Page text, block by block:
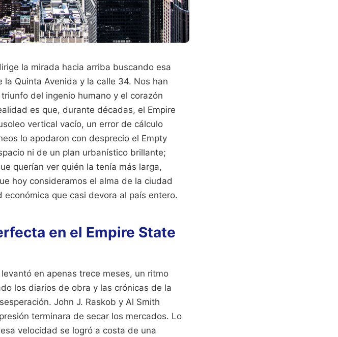
la mirada hacia arriba buscando esa
Quinta Avenida y la calle 34. Nos han
del ingenio humano y el corazón
es que, durante décadas, el Empire
vertical vacío, un error de cálculo
lo apodaron con desprecio el Empty
ni de un plan urbanístico brillante;
querían ver quién la tenía más larga,
hoy consideramos el alma de la ciudad
que casi devora al país entero.
en el Empire State
en apenas trece meses, un ritmo
los diarios de obra y las crónicas de la
John J. Raskob y Al Smith
terminara de secar los mercados. Lo
velocidad se logró a costa de una